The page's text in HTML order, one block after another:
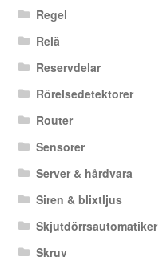
Regel
Relä
Reservdelar
Rörelsedetektorer
Router
Sensorer
Server & hårdvara
Siren & blixtljus
Skjutdörrsautomatiker
Skruv